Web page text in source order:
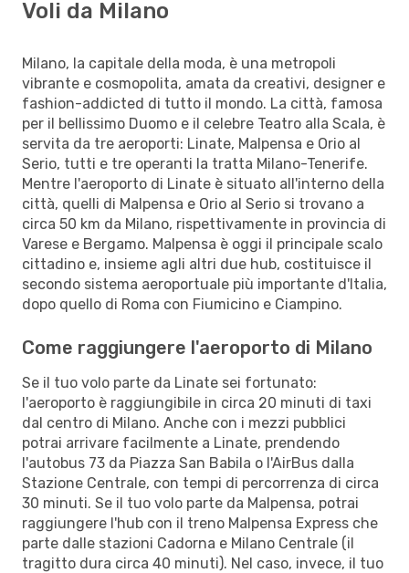
Voli da Milano
Milano, la capitale della moda, è una metropoli
vibrante e cosmopolita, amata da creativi, designer e
fashion-addicted di tutto il mondo. La città, famosa
per il bellissimo Duomo e il celebre Teatro alla Scala, è
servita da tre aeroporti: Linate, Malpensa e Orio al
Serio, tutti e tre operanti la tratta Milano-Tenerife.
Mentre l'aeroporto di Linate è situato all'interno della
città, quelli di Malpensa e Orio al Serio si trovano a
circa 50 km da Milano, rispettivamente in provincia di
Varese e Bergamo. Malpensa è oggi il principale scalo
cittadino e, insieme agli altri due hub, costituisce il
secondo sistema aeroportuale più importante d'Italia,
dopo quello di Roma con Fiumicino e Ciampino.
Come raggiungere l'aeroporto di Milano
Se il tuo volo parte da Linate sei fortunato:
l'aeroporto è raggiungibile in circa 20 minuti di taxi
dal centro di Milano. Anche con i mezzi pubblici
potrai arrivare facilmente a Linate, prendendo
l'autobus 73 da Piazza San Babila o l'AirBus dalla
Stazione Centrale, con tempi di percorrenza di circa
30 minuti. Se il tuo volo parte da Malpensa, potrai
raggiungere l'hub con il treno Malpensa Express che
parte dalle stazioni Cadorna e Milano Centrale (il
tragitto dura circa 40 minuti). Nel caso, invece, il tuo